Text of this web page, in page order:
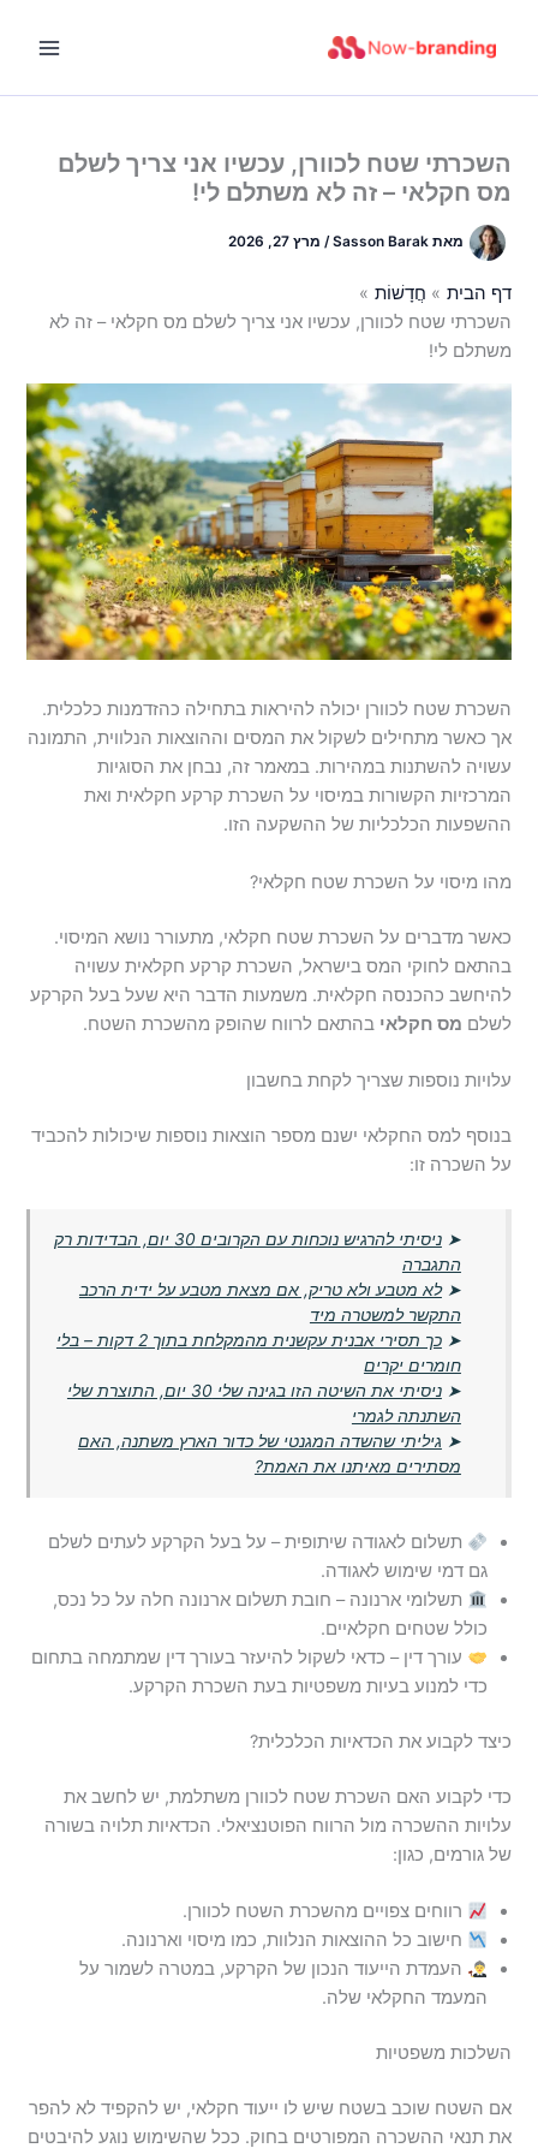
השכרתי שטח לכוורן, עכשיו אני צריך לשלם
מס חקלאי – זה לא משתלם לי!
מאתSasson Barak
/ מרץ 27, 2026
דף הבית
חֲדָשׁוֹת
השכרתי שטח לכוורן, עכשיו אני צריך לשלם מס חקלאי – זה לא
משתלם לי!
השכרת שטח לכוורן יכולה להיראות בתחילה כהזדמנות כלכלית.
אך כאשר מתחילים לשקול את המסים וההוצאות הנלווית, התמונה
עשויה להשתנות במהירות. במאמר זה, נבחן את הסוגיות
המרכזיות הקשורות במיסוי על השכרת קרקע חקלאית ואת
ההשפעות הכלכליות של ההשקעה הזו.
מהו מיסוי על השכרת שטח חקלאי?
כאשר מדברים על השכרת שטח חקלאי, מתעורר נושא המיסוי.
בהתאם לחוקי המס בישראל, השכרת קרקע חקלאית עשויה
להיחשב כהכנסה חקלאית. משמעות הדבר היא שעל בעל הקרקע
לשלם מס חקלאי בהתאם לרווח שהופק מהשכרת השטח.
עלויות נוספות שצריך לקחת בחשבון
בנוסף למס החקלאי ישנם מספר הוצאות נוספות שיכולות להכביד
על השכרה זו:
➤
ניסיתי להרגיש נוכחות עם הקרובים 30 יום, הבדידות רק
התגברה
➤לא מטבע ולא טריק, אם מצאת מטבע על ידית הרכב
התקשר למשטרה מיד
➤
כך תסירי אבנית עקשנית מהמקלחת בתוך 2 דקות – בלי
חומרים יקרים
➤
ניסיתי את השיטה הזו בגינה שלי 30 יום, התוצרת שלי
השתנתה לגמרי
➤ גיליתי שהשדה המגנטי של כדור הארץ משתנה, האם
מסתירים מאיתנו את האמת?
תשלום לאגודה שיתופית – על בעל הקרקע לעתים לשלם
גם דמי שימוש לאגודה.
תשלומי ארנונה – חובת תשלום ארנונה חלה על כל נכס,
כולל שטחים חקלאיים.
עורך דין – כדאי לשקול להיעזר בעורך דין שמתמחה בתחום
כדי למנוע בעיות משפטיות בעת השכרת הקרקע.
כיצד לקבוע את הכדאיות הכלכלית?
כדי לקבוע האם השכרת שטח לכוורן משתלמת, יש לחשב את
עלויות ההשכרה מול הרווח הפוטנציאלי. הכדאיות תלויה בשורה
של גורמים, כגון:
רווחים צפויים מהשכרת השטח לכוורן.
חישוב כל ההוצאות הנלוות, כמו מיסוי וארנונה.
העמדת הייעוד הנכון של הקרקע, במטרה לשמור על
המעמד החקלאי שלה.
השלכות משפטיות
אם השטח שוכב בשטח שיש לו ייעוד חקלאי, יש להקפיד לא להפר
את תנאי ההשכרה המפורטים בחוק. ככל שהשימוש נוגע להיבטים